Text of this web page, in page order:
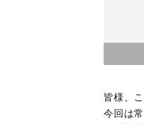
皆様、
今回は